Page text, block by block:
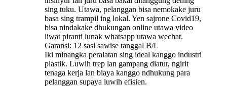
sing tuku. Utawa, pelanggan bisa nemokake juru
basa sing trampil ing lokal. Yen sajrone Covid19,
bisa nindakake dhukungan online utawa video
liwat piranti lunak whatsapp utawa wechat.
Garansi: 12 sasi sawise tanggal B/L
Iki minangka peralatan sing ideal kanggo industri
plastik. Luwih trep lan gampang diatur, ngirit
tenaga kerja lan biaya kanggo ndhukung para
pelanggan supaya luwih efisien.